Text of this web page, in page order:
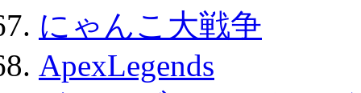
にゃんこ大戦争
ApexLegends